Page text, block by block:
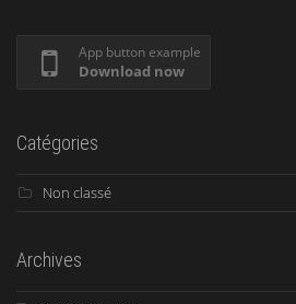
App button example
Download now
Catégories
Non classé
Archives